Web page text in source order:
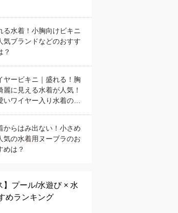
る水着！小胸向けビキニ
気ブランドなどのおすす
？
ヤービキニ｜盛れる！胸
麗に見える水着が人気！
いワイヤー入り水着のお
からはみ出ない！小さめ
気の水着用ヌーブラのお
めは？
プール/水遊び × 水
めランキング